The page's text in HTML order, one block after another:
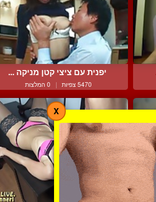
יפנית עם ציצי קטן מניקה ...
5470 צפיות | 0 המלצות
X